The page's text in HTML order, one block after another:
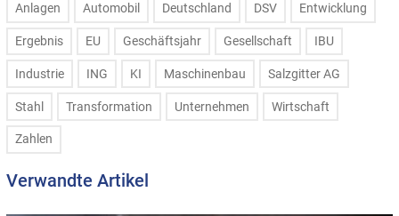
Anlagen Automobil Deutschland DSV Entwicklung
Ergebnis EU Geschäftsjahr Gesellschaft IBU
Industrie ING KI Maschinenbau Salzgitter AG
Stahl Transformation Unternehmen Wirtschaft
Zahlen
Verwandte Artikel